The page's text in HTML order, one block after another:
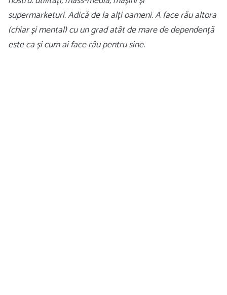
supermarketuri. Adică de la alți oameni. A face rău altora
(chiar și mental) cu un grad atât de mare de dependență
este ca și cum ai face rău pentru sine.